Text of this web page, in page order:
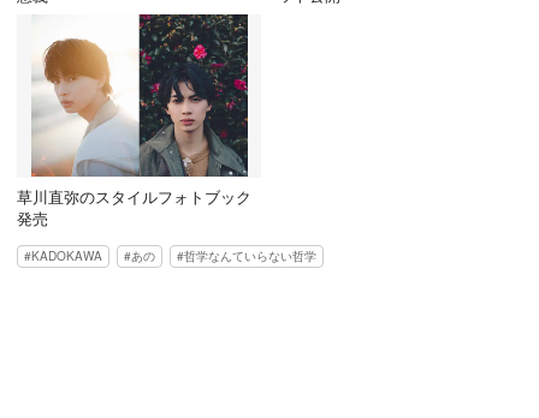
草川直弥のスタイルフォトブック
発売
KADOKAWA あの 哲学なんていらない哲学